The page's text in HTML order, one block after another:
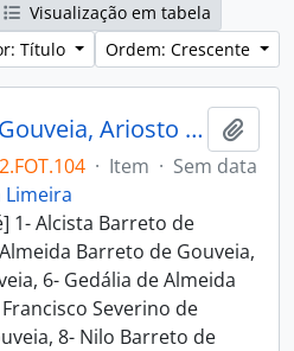
Visualização em tabela
Título
Ordem: Crescente
Alcista Barreto de Gouveia, Ariosto de Almeida Barreto de Gouveia, Nilo Barreto de Gouveia, Gedália de Almeida Barreto de Gouveia, Francisco Severino de Almeida Barreto de Gouveia, Nilo Barreto de Gouveia Filho, Edyr Gouveia de Almeida Couto, Aline de Almeida Barreto de Gouveia, Clície de Almeida Barreto de Gouveia, Anália de Almeida Gouveia Lins, Maria Ridolfi Gouveia de Carvalho, Nilge Gouveia Limeira, Evany Barreto de Gouveia Alves, Iedda de Almeida Barreto de Gouveia
· Item · Sem data
Limeira
1- Alcista Barreto de
Barreto de Gouveia,
6- Gedália de Almeida
Severino de
8- Nilo Barreto de